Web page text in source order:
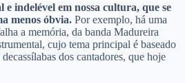
e indelével em nossa cultura, que se
menos óbvia. Por exemplo, há uma
a memória, da banda Madureira
cujo tema principal é baseado
dos cantadores, que hoje